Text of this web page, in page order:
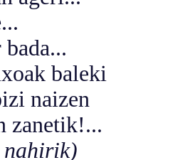
baleki
naizen
nahirik)